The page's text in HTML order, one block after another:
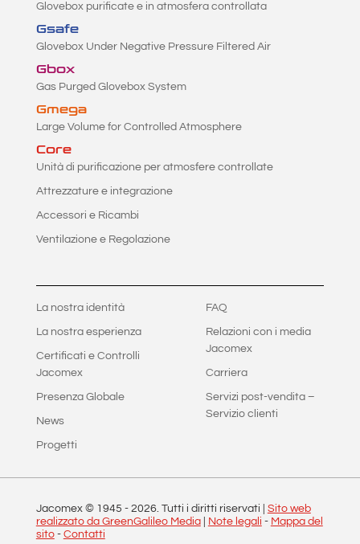
Glovebox purificate e in atmosfera controllata
Gsafe
Glovebox Under Negative Pressure Filtered Air
Gbox
Gas Purged Glovebox System
Gmega
Large Volume for Controlled Atmosphere
Core
Unità di purificazione per atmosfere controllate
Attrezzature e integrazione
Accessori e Ricambi
Ventilazione e Regolazione
La nostra identità
La nostra esperienza
Certificati e Controlli
Jacomex
Presenza Globale
News
Progetti
FAQ
Relazioni con i media
Jacomex
Carriera
Servizi post-vendita –
Servizio clienti
Jacomex © 1945 - 2026. Tutti i diritti riservati | Sito web
realizzato da GreenGalileo Media| Note legali - Mappa del
sito- Contatti